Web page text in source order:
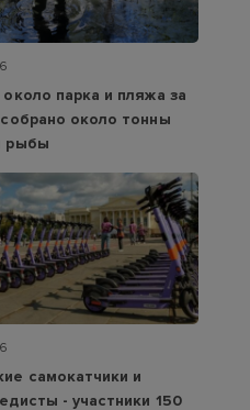
парка и пляжа за
около тонны
рыбы
самокатчики и
- участники 150